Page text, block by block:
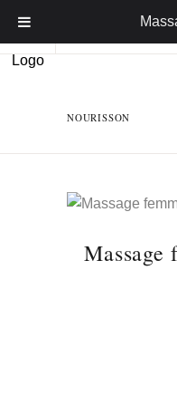
NOURISSON
Massage